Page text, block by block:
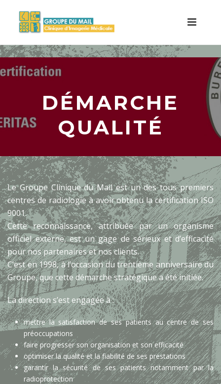
DÉMARCHE
QUALITÉ
Le Groupe Clinique du Mail est un des tous premiers
centres de radiologie à avoir obtenu la certification ISO
9001.
Cette reconnaissance, attribuée par un organisme
officiel externe, est un gage de sérieux et d’efficacité
pour nos partenaires et nos clients.
C’est en 1998, à l’occasion du trentième anniversaire du
Groupe, que cette démarche stratégique a été initiée.
La direction s’est engagée à :
mettre la satisfaction de ses patients au centre de ses
préoccupations
faire progresser son organisation et son efficacité
optimiser la qualité et la fiabilité de ses prestations
garantir la sécurité de ses patients notamment par la
radioprotection